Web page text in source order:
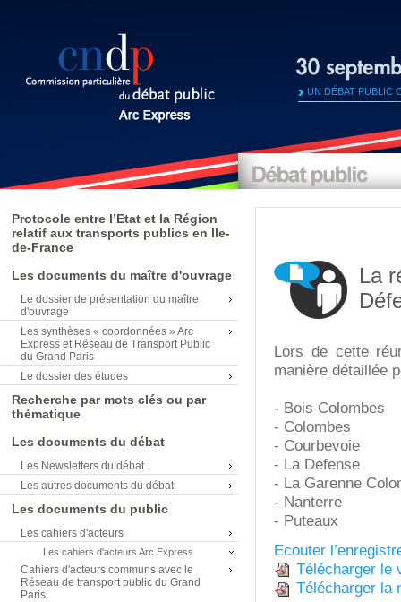
UN DÉBAT PUBLIC
La
Lors de cette
manière détaillée
- Bois Colombes
- Colombes
- Courbevoie
- La Defense
- La Garenne
- Nanterre
- Puteaux
Ecouter
Télécharger le
Télécharger la
Protocole entre l’Etat et la Région
relatif aux transports publics en Ile-
de-France
Les documents du maître d'ouvrage
Le dossier de présentation du maître
d'ouvrage
Les synthèses « coordonnées » Arc
Express et Réseau de Transport Public
du Grand Paris
Le dossier des études
Recherche par mots clés ou par
thématique
Les documents du débat
Les Newsletters du débat
Les autres documents du débat
Les documents du public
Les cahiers d'acteurs
Les cahiers d'acteurs Arc Express
Cahiers d'acteurs communs avec le
Réseau de transport public du Grand
Paris